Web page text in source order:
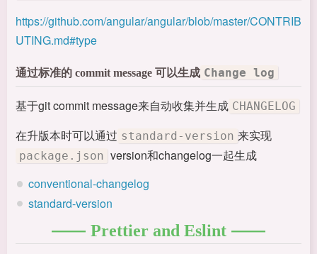
https://github.com/angular/angular/blob/master/CONTRIB
UTING.md#type
通过标准的 commit message 可以生成 Change log
基于git commit message来自动收集并生成 CHANGELOG
在升版本时可以通过 standard-version 来实现
package.json version和changelog一起生成
conventional-changelog
standard-version
Prettier and Eslint